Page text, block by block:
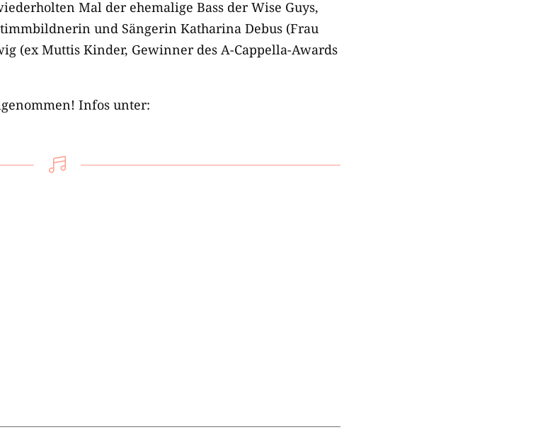
Mal der ehemalige Bass der Wise Guys,
und Sängerin Katharina Debus (Frau
(ex Muttis Kinder, Gewinner des A-Cappella-Awards
Infos unter:
